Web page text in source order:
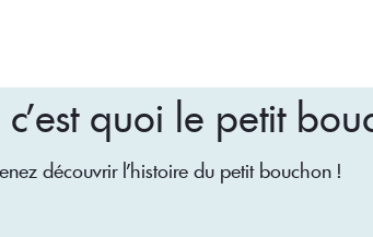
c’est quoi le petit
découvrir l'histoire du petit bouchon !